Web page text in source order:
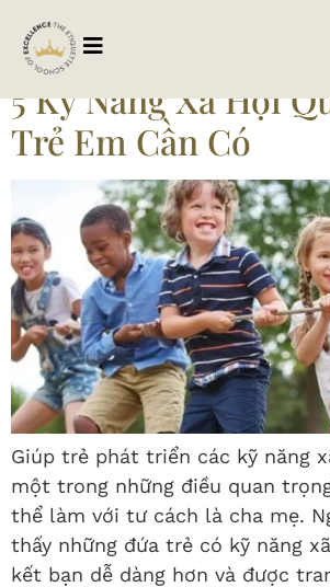
Tag:
5 Kỹ Năng Xã Hội
Trẻ Em Cần Có
Giúp trẻ phát triển các kỹ năng
một trong những điều quan
thể làm với tư cách là cha mẹ.
thấy những đứa trẻ có kỹ năng
kết bạn dễ dàng hơn và được